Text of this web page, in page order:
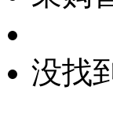
没找